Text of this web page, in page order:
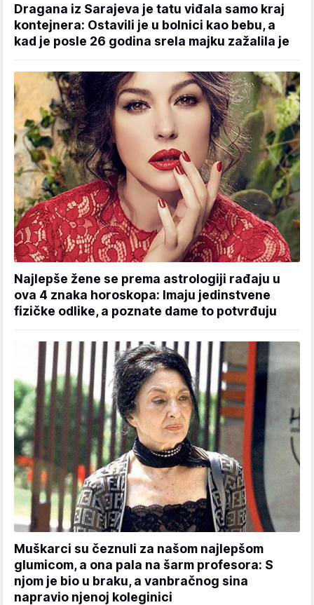
Dragana iz Sarajeva je tatu viđala samo kraj
kontejnera: Ostavili je u bolnici kao bebu, a
kad je posle 26 godina srela majku zažalila je
Najlepše žene se prema astrologiji rađaju u
ova 4 znaka horoskopa: Imaju jedinstvene
fizičke odlike, a poznate dame to potvrđuju
Muškarci su čeznuli za našom najlepšom
glumicom, a ona pala na šarm profesora: S
njom je bio u braku, a vanbračnog sina
napravio njenoj koleginici